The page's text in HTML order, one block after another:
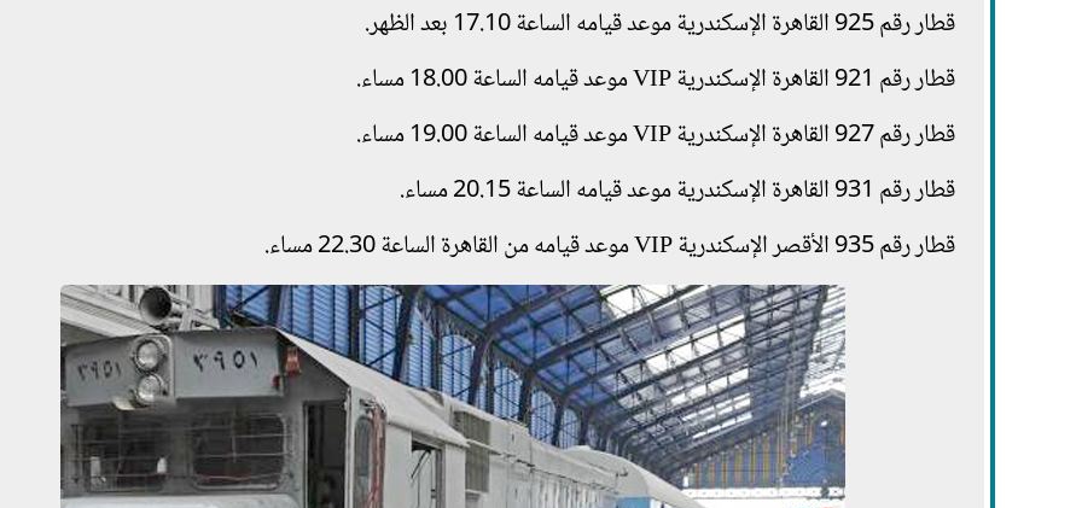
قطار رقم 925 القاهرة الإسكندرية موعد قيامه الساعة 17.10 بعد الظهر.
قطار رقم 921 القاهرة الإسكندرية VIP موعد قيامه الساعة 18.00 مساء.
قطار رقم 927 القاهرة الإسكندرية VIP موعد قيامه الساعة 19.00 مساء.
قطار رقم 931 القاهرة الإسكندرية موعد قيامه الساعة 20.15 مساء.
قطار رقم 935 الأقصر الإسكندرية VIP موعد قيامه من القاهرة الساعة 22.30 مساء.